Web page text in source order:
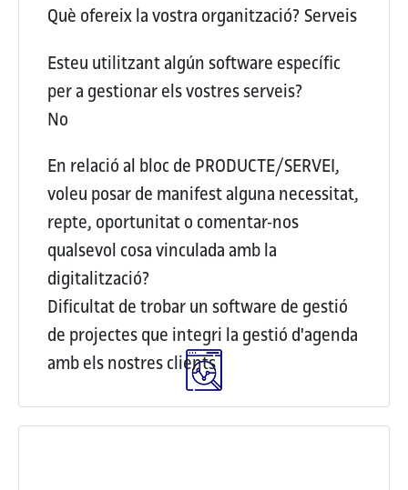
Què ofereix la vostra organització? Serveis
Esteu utilitzant algún software específic
per a gestionar els vostres serveis?
No
En relació al bloc de PRODUCTE/SERVEI,
voleu posar de manifest alguna necessitat,
repte, oportunitat o comentar-nos
qualsevol cosa vinculada amb la
digitalització?
Dificultat de trobar un software de gestió
de projectes que integri la gestió d'agenda
amb els nostres clients